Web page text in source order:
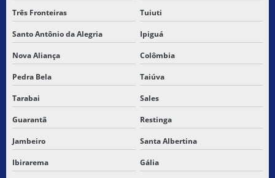
Três Fronteiras Tuiuti
Santo Antônio da Alegria Ipiguá
Nova Aliança Colômbia
Pedra Bela Taiúva
Tarabai Sales
Guarantã Restinga
Jambeiro Santa Albertina
Ibirarema Gália